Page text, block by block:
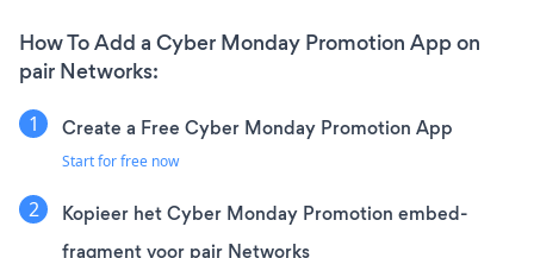
How To Add a Cyber Monday Promotion App on
pair Networks:
Create a Free Cyber Monday Promotion App
Start for free now
Kopieer het Cyber Monday Promotion embed-
fragment voor pair Networks